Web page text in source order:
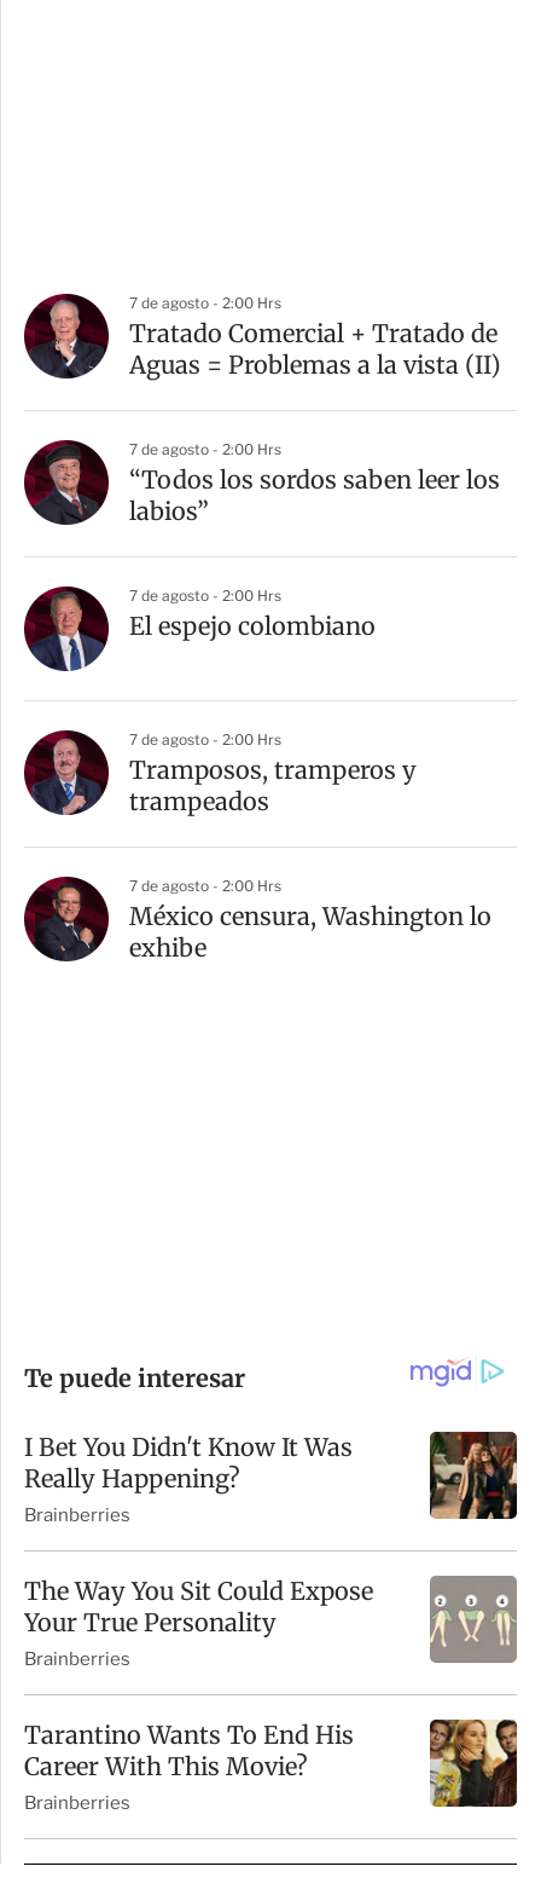
7 de agosto - 2:00 Hrs
Tratado Comercial + Tratado de
Aguas = Problemas a la vista (II)
7 de agosto - 2:00 Hrs
“Todos los sordos saben leer los
labios”
7 de agosto - 2:00 Hrs
El espejo colombiano
7 de agosto - 2:00 Hrs
Tramposos, tramperos y
trampeados
7 de agosto - 2:00 Hrs
México censura, Washington lo
exhibe